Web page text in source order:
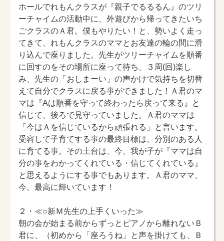
ホールでれもんクラスが『親子でるるるん』のツリ
ーチャイムの活動中に、外遊びから帰ってきたいち
ごクラスのＡ君。僕もやりたい！と、勢いよく走っ
てきて、れもんクラスのママとお友達の輪の間に滑
り込んで座りました。先生がツリーチャイムを順番
に回すのをその場所に座って待ち、３周(回)楽し
み、先生の「おしまーい」の声かけで気持ちを切替
えて自分でクラスに戻る事ができました！Ａ君のマ
マは『Aは順番を守って終わったら戻って来る』と
信じて、後ろで見守っていました。Ａ君のママは
「今はＡを信じているから頑張れる」と言います。
受容して子育てする事の最終目標は、分別のある人
に育てる事。その土台は、今、我が子が『ママは自
分の事をわかってくれている・信じてくれている』
と思えるようにする事でもあります。Ａ君のママ、
今、最高に輝いています！
２・≪○新Ｍ先生の上手くいった≫
朝の会が始まる前からずっとピアノから離れないＢ
君に、（初めから「座ろうね」と声を掛けても、Ｂ